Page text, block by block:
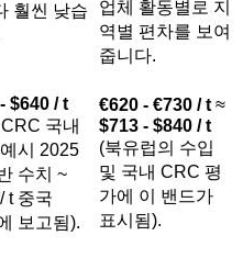
훨씬 낮습
업체 활동별로 지
역별 편차를 보여
줍니다.
$640 / t
국내
시 2025
수치 ~
t 중국
보고됨).
€620 - €730 / t ≈
$713 - $840 / t
(북유럽의 수입
및 국내 CRC 평
가에 이 밴드가
표시됨).